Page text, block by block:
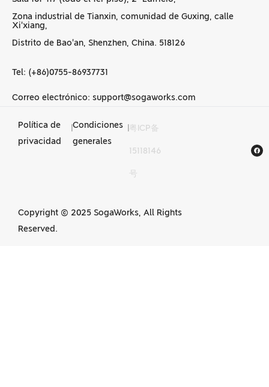
Zona industrial de Tianxin, comunidad de Guxing, calle
Xi'xiang,
Distrito de Bao'an, Shenzhen, China. 518126
Tel: (+86)0755-86937731
Correo electrónico: support@sogaworks.com
Política de
privacidad
|Condiciones
generales
粤ICP备
15118146
号
Copyright © 2025 SogaWorks, All Rights
Reserved.